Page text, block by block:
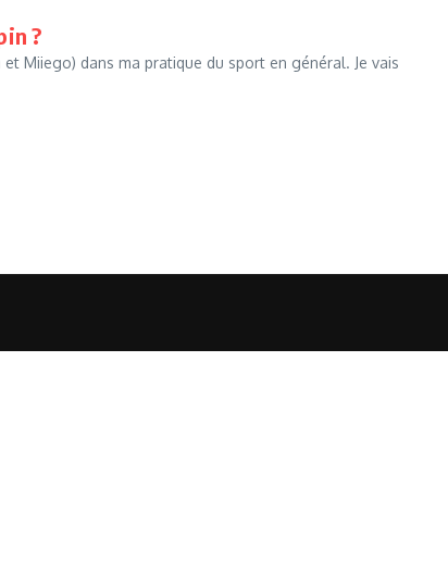
?
Miiego) dans ma pratique du sport en général. Je vais